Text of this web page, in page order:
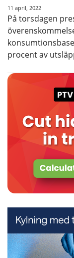
11 april, 2022
På torsdagen
procent av